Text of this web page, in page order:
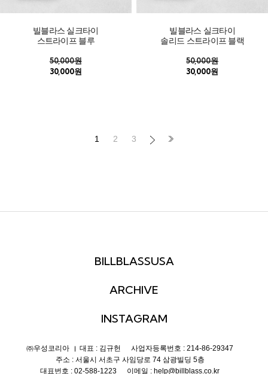
빌블라스 실크타이
스트라이프 블루
50,000원
30,000원
빌블라스 실크타이
솔리드 스트라이프 블랙
50,000원
30,000원
1 2 3
BILLBLASSUSA
ARCHIVE
INSTAGRAM
㈜우성코리아 대표 : 김규헌
사업자등록번호 : 214-86-29347
주소 : 서울시 서초구 사임당로 74 삼광빌딩 5층
대표번호 : 02-588-1223
이메일 : help@billblass.co.kr